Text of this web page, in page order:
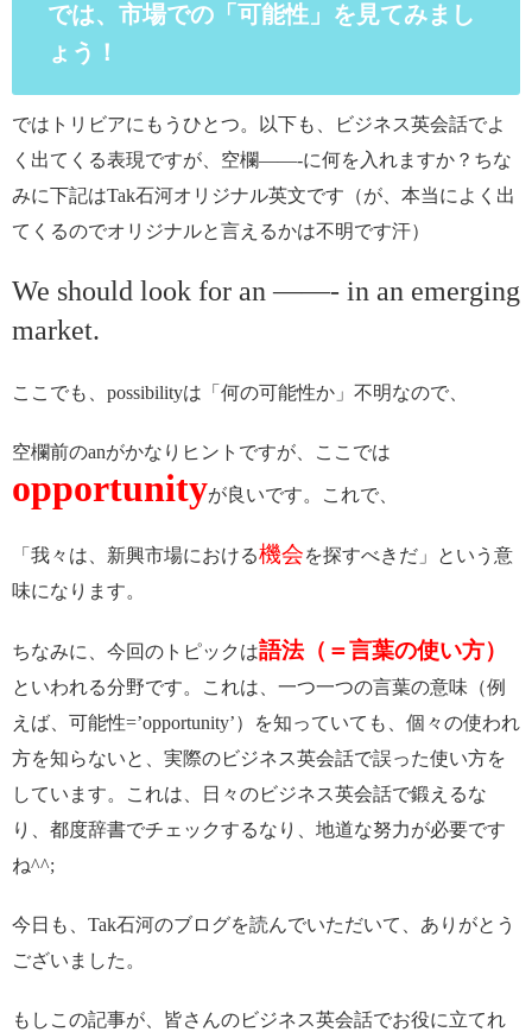
では、市場での「可能性」を見てみまし
ょう！
ではトリビアにもうひとつ。以下も、ビジネス英会話でよ
く出てくる表現ですが、空欄——-に何を入れますか？ちな
みに下記はTak石河オリジナル英文です（が、本当によく出
てくるのでオリジナルと言えるかは不明です汗）
We should look for an ——- in an emerging
market.
ここでも、possibilityは「何の可能性か」不明なので、
空欄前のanがかなりヒントですが、ここでは
opportunityが良いです。これで、
「我々は、新興市場における機会を探すべきだ」という意
味になります。
ちなみに、今回のトピックは語法（＝言葉の使い方）
といわれる分野です。これは、一つ一つの言葉の意味（例
えば、可能性=’opportunity’）を知っていても、個々の使われ
方を知らないと、実際のビジネス英会話で誤った使い方を
しています。これは、日々のビジネス英会話で鍛えるな
り、都度辞書でチェックするなり、地道な努力が必要です
ね^^;
今日も、Tak石河のブログを読んでいただいて、ありがとう
ございました。
もしこの記事が、皆さんのビジネス英会話でお役に立てれ